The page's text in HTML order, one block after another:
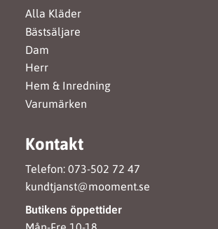
Alla Kläder
Bästsäljare
Dam
Herr
Hem & Inredning
Varumärken
Kontakt
Telefon: 073-502 72 47
kundtjanst@mooment.se
Butikens öppettider